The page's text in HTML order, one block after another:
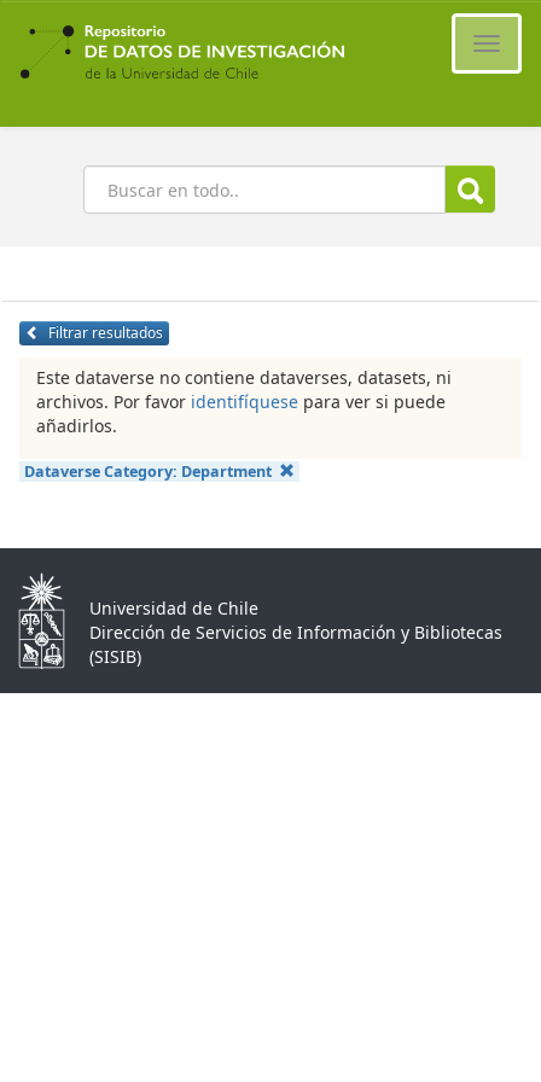
Ir
contenido
principal
Buscar
Filtrar resultados
Este dataverse no contiene dataverses, datasets, ni
archivos. Por favor identifíquese para ver si puede
añadirlos.
Dataverse Category: Department
Universidad de Chile
Dirección de Servicios de Información y Bibliotecas
(SISIB)